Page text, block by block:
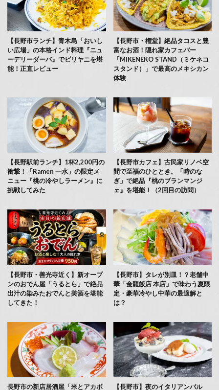
【長野市ランチ】青木島「おいし
い広場」の本格インド料理『ニュ
ーデリーダーバ』でビリヤニを堪
能！正直レビュー
【長野市・権堂】絶品タコスと豊
富なお酒！隠れ家カフェバー
「MIKENEKO STAND（ミケネコ
スタンド）」で最高のメキシカン
体験
【長野駅前ランチ】1杯2,200円の
衝撃！「Ramen 一水」の限定メ
ニュー『桃の冷やしラーメン』に
挑戦してみた
【長野市カフェ】古民家リノベ空
間で至福のひととき。「時のな
ぎ」で絶品『桃のブランマンジ
ェ』を堪能！（2回目の訪問）
【長野市・善光寺近く】新オープ
ンのおでん屋「うるとら」で絶品
出汁の染みたおでんと美酒を堪能
してきた！
【長野市】タレが別皿！？老舗中
華「金龍飯店 本店」で味わう夏限
定・豪華冷やし中華の最適解と
は？
長野市の新店居酒屋「米とアカボ 【長野市】夜のイタリアンバル